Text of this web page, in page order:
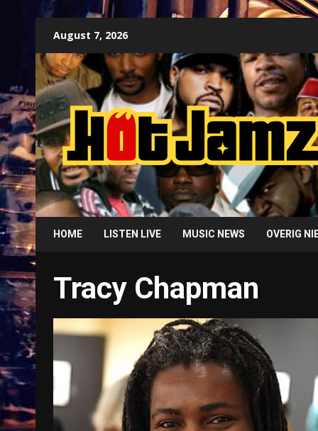
content
August 7, 2026
HOME LISTEN LIVE MUSIC NEWS OVERIG
Tracy Chapman
Treinkaartjes worden duurder,
abonnementen verdwijnen